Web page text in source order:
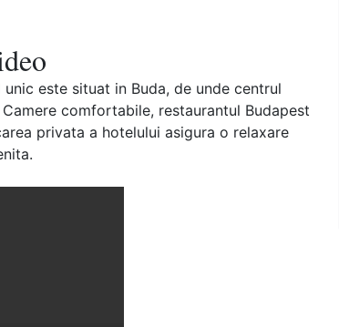
este situat in Buda, de unde centrul
comfortabile, restaurantul Budapest
privata a hotelului asigura o relaxare